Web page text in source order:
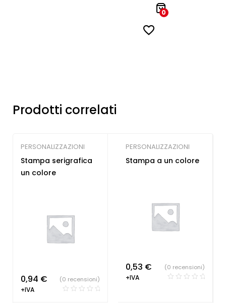
0
Prodotti correlati
PERSONALIZZAZIONI
Stampa serigrafica
un colore
0,94 €
+IVA
(0 recensioni)
PERSONALIZZAZIONI
Stampa a un colore
0,53 €
+IVA
(0 recensioni)